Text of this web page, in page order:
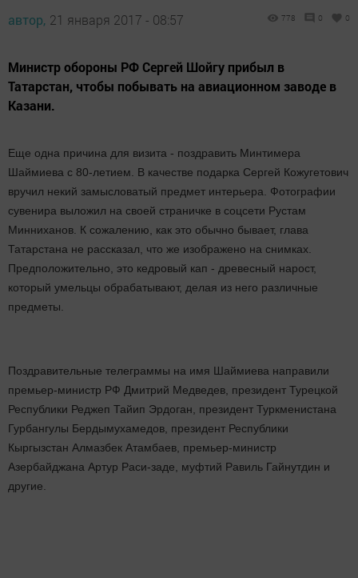
автор, 21 января 2017 - 08:57 778 0 0
Министр обороны РФ Сергей Шойгу прибыл в
Татарстан, чтобы побывать на авиационном заводе в
Казани.
Еще одна причина для визита - поздравить Минтимера
Шаймиева с 80-летием. В качестве подарка Сергей Кожугетович
вручил некий замысловатый предмет интерьера. Фотографии
сувенира выложил на своей страничке в соцсети Рустам
Минниханов. К сожалению, как это обычно бывает, глава
Татарстана не рассказал, что же изображено на снимках.
Предположительно , это кедровый кап - древесный нарост,
который умельцы обрабатывают, делая из него различные
предметы.
Поздравительные телеграммы на имя Шаймиева направили
премьер-министр РФ Дмитрий Медведев, президент Турецкой
Республики Реджеп Тайип Эрдоган, президент Туркменистана
Гурбангулы Бердымухамедов, президент Республики
Кыргызстан Алмазбек Атамбаев, премьер-министр
Азербайджана Артур Раси-заде, муфтий Равиль Гайнутдин и
другие.